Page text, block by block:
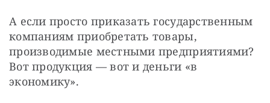
А если просто приказать государственным
компаниям приобретать товары,
производимые местными предприятиями?
Вот продукция — вот и деньги «в
экономику».